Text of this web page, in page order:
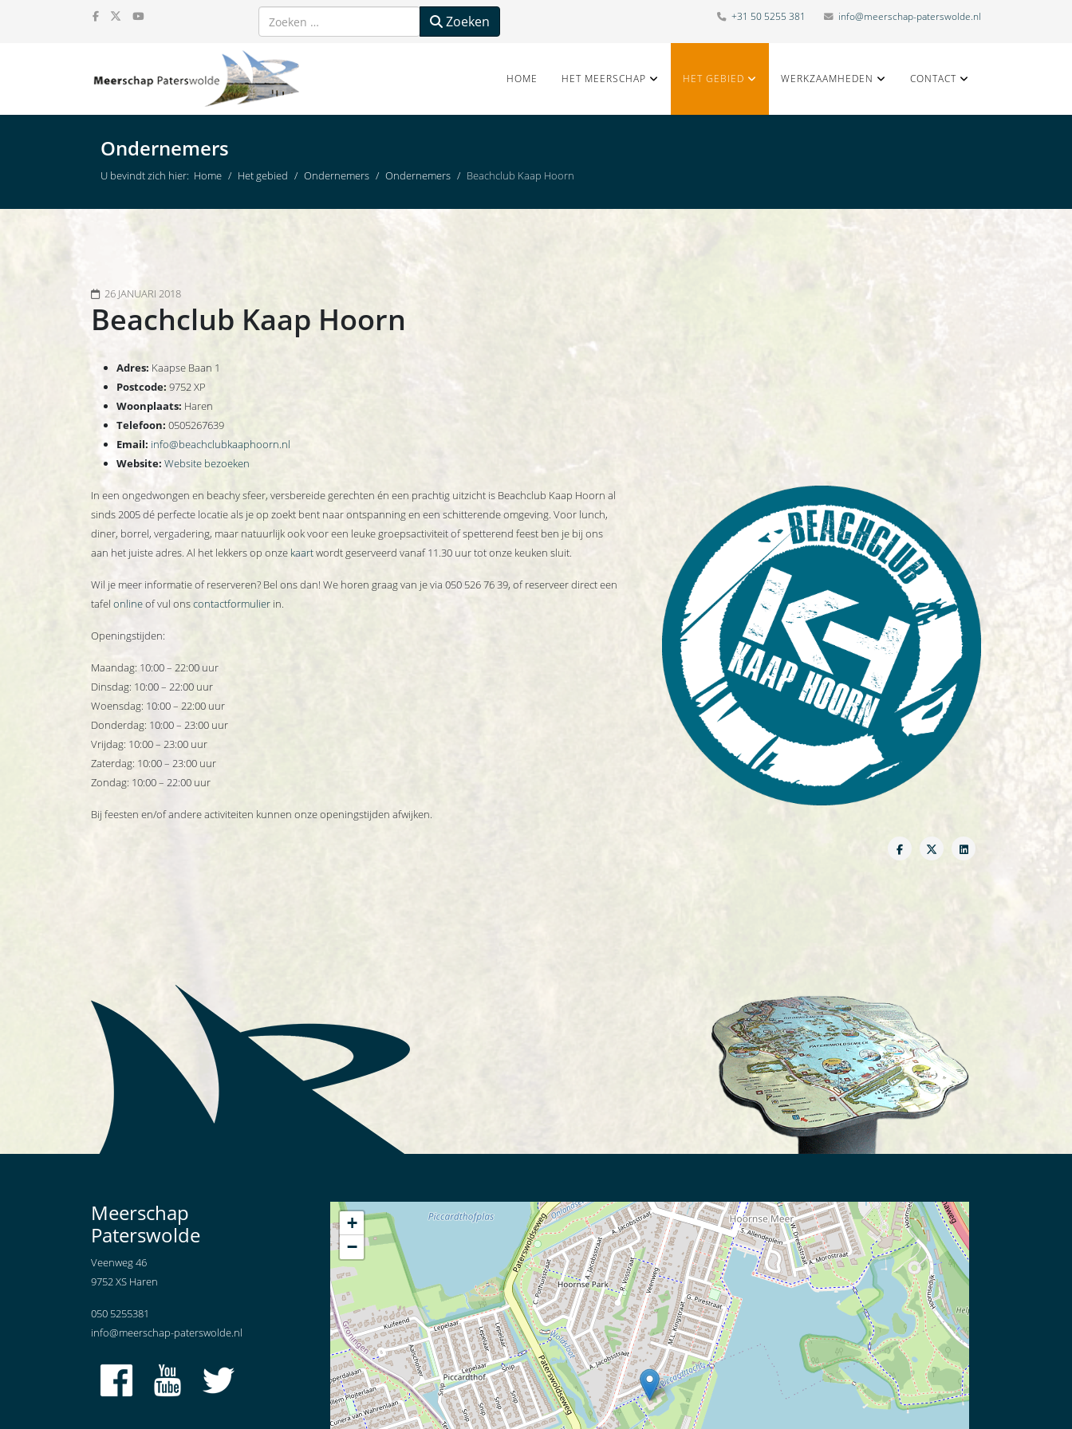
Zoeken Zoeken +31 50 5255 381 info@meerschap-paterswolde.nl
HOME HET MEERSCHAP HET GEBIED WERKZAAMHEDEN CONTACT
Ondernemers
U bevindt zich hier: Home Het gebied Ondernemers Ondernemers Beachclub Kaap Hoorn
26 JANUARI 2018
Beachclub Kaap Hoorn
Adres: Kaapse Baan 1
Postcode: 9752 XP
Woonplaats: Haren
Telefoon: 0505267639
Email: info@beachclubkaaphoorn.nl
Website: Website bezoeken
In een ongedwongen en beachy sfeer, versbereide gerechten én een prachtig uitzicht is Beachclub Kaap Hoorn al
sinds 2005 dé perfecte locatie als je op zoekt bent naar ontspanning en een schitterende omgeving. Voor lunch,
diner, borrel, vergadering, maar natuurlijk ook voor een leuke groepsactiviteit of spetterend feest ben je bij ons
aan het juiste adres. Al het lekkers op onze kaartwordt geserveerd vanaf 11.30 uur tot onze keuken sluit.
Wil je meer informatie of reserveren? Bel ons dan! We horen graag van je via 050 526 76 39, of reserveer direct een
tafel onlineof vul onscontactformulier in.
Openingstijden:
Maandag: 10:00 – 22:00 uur
Dinsdag: 10:00 – 22:00 uur
Woensdag: 10:00 – 22:00 uur
Donderdag: 10:00 – 23:00 uur
Vrijdag: 10:00 – 23:00 uur
Zaterdag: 10:00 – 23:00 uur
Zondag: 10:00 – 22:00 uur
Bij feesten en/of andere activiteiten kunnen onze openingstijden afwijken.
Meerschap
Paterswolde
Veenweg 46
9752 XS Haren
050 5255381
info@meerschap-paterswolde.nl
+
−